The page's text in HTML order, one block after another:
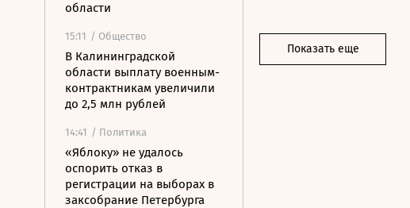
области
15:11 / Общество
В Калининградской
области выплату военным-
контрактникам увеличили
до 2,5 млн рублей
14:41 / Политика
«Яблоку» не удалось
оспорить отказ в
регистрации на выборах в
заксобрание Петербурга
Показать еще